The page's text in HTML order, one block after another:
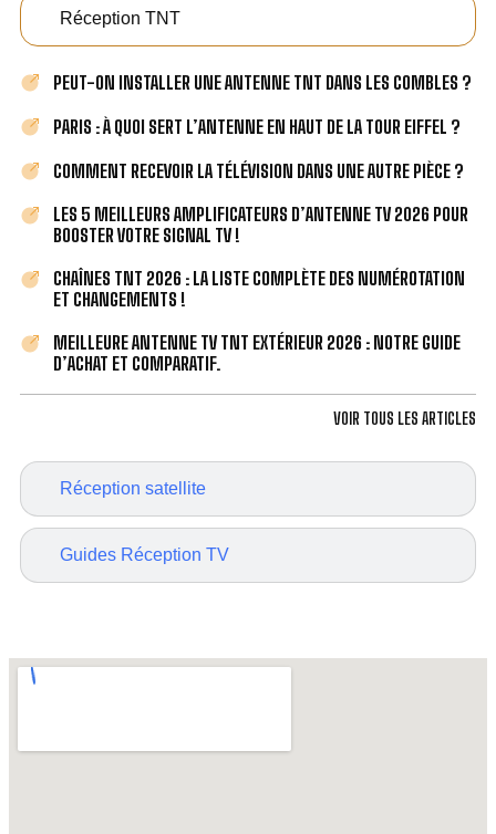
Réception TNT
Réception satellite
Guides Réception TV
PEUT-ON INSTALLER UNE ANTENNE TNT DANS LES COMBLES ?
PARIS : À QUOI SERT L’ANTENNE EN HAUT DE LA TOUR EIFFEL ?
COMMENT RECEVOIR LA TÉLÉVISION DANS UNE AUTRE PIÈCE ?
LES 5 MEILLEURS AMPLIFICATEURS D’ANTENNE TV 2026 POUR
BOOSTER VOTRE SIGNAL TV !
CHAÎNES TNT 2026 : LA LISTE COMPLÈTE DES NUMÉROTATION
ET CHANGEMENTS !
MEILLEURE ANTENNE TV TNT EXTÉRIEUR 2026 : NOTRE GUIDE
D’ACHAT ET COMPARATIF.
VOIR TOUS LES ARTICLES